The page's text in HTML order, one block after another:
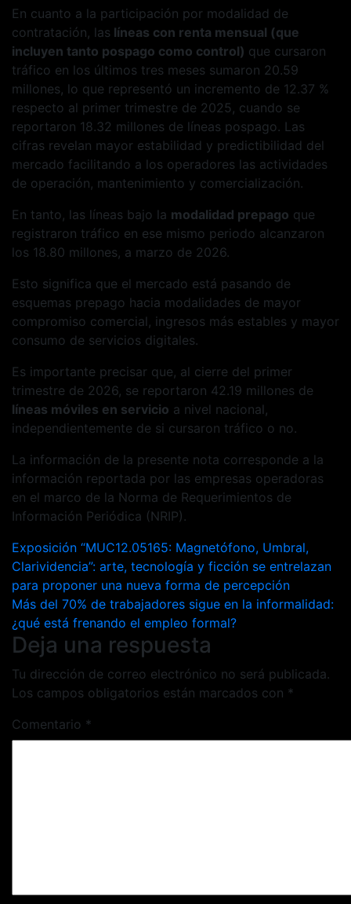
En cuanto a la participación por modalidad de
contratación, las líneas con renta mensual (que
incluyen tanto pospago como control) que cursaron
tráfico en los últimos tres meses sumaron 20.59
millones, lo que representó un incremento de 12.37 %
respecto al primer trimestre de 2025, cuando se
reportaron 18.32 millones de líneas pospago. Las
cifras revelan mayor estabilidad y predictibilidad del
mercado facilitando a los operadores las actividades
de operación, mantenimiento y comercialización.
En tanto, las líneas bajo la modalidad prepago que
registraron tráfico en ese mismo periodo alcanzaron
los 18.80 millones, a marzo de 2026.
Esto significa que el mercado está pasando de
esquemas prepago hacia modalidades de mayor
compromiso comercial, ingresos más estables y mayor
consumo de servicios digitales.
Es importante precisar que, al cierre del primer
trimestre de 2026, se reportaron 42.19 millones de
líneas móviles en servicio a nivel nacional,
independientemente de si cursaron tráfico o no.
La información de la presente nota corresponde a la
información reportada por las empresas operadoras
en el marco de la Norma de Requerimientos de
Información Periódica (NRIP).
Navegación
de
entradas
Exposición “MUC12.05165: Magnetófono, Umbral,
Clarividencia”: arte, tecnología y ficción se entrelazan
para proponer una nueva forma de percepción
Más del 70% de trabajadores sigue en la informalidad:
¿qué está frenando el empleo formal?
Deja una respuesta
Tu dirección de correo electrónico no será publicada.
Los campos obligatorios están marcados con *
Comentario *